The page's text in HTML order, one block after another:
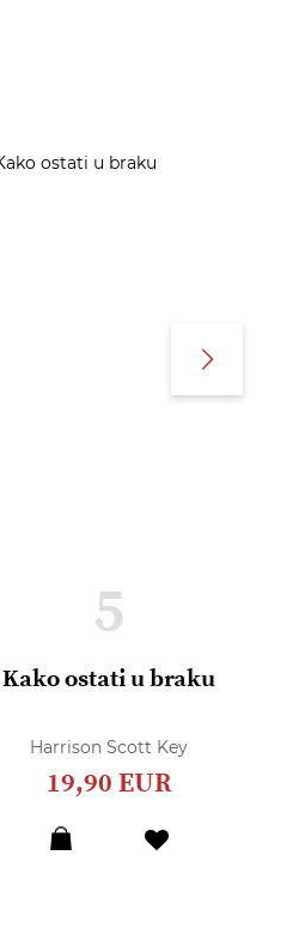
5
Kako ostati u braku
Harrison Scott Key
19,90 EUR